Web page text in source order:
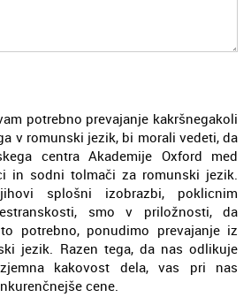
potrebno prevajanje kakršnegakoli
v romunski jezik, bi morali vedeti, da
centra Akademije Oxford med
in sodni tolmači za romunski jezik.
splošni izobrazbi, poklicnim
smo v priložnosti, da
potrebno, ponudimo prevajanje iz
jezik. Razen tega, da nas odlikuje
kakovost dela, vas pri nas
cene.